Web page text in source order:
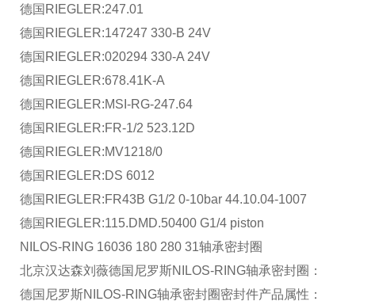
德国RIEGLER:247.01
德国RIEGLER:147247 330-B 24V
德国RIEGLER:020294 330-A 24V
德国RIEGLER:678.41K-A
德国RIEGLER:MSI-RG-247.64
德国RIEGLER:FR-1/2 523.12D
德国RIEGLER:MV1218/0
德国RIEGLER:DS 6012
德国RIEGLER:FR43B G1/2 0-10bar 44.10.04-1007
德国RIEGLER:115.DMD.50400 G1/4 piston
NILOS-RING 16036 180 280 31轴承密封圈
北京汉达森刘薇德国尼罗斯NILOS-RING轴承密封圈：
德国尼罗斯NILOS-RING轴承密封圈密封件产品属性：